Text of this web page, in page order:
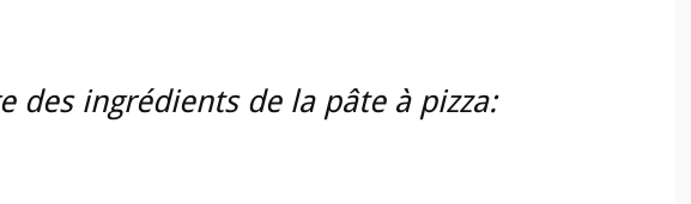
des ingrédients de la pâte à pizza: